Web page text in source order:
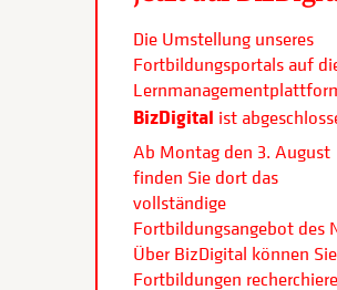
Die Umstellung unseres
Fortbildungsportals auf
BizDigital ist
Ab Montag den 3. August
finden Sie dort das
vollständige
Fortbildungsangebot des
Über BizDigital können Sie
Fortbildungen